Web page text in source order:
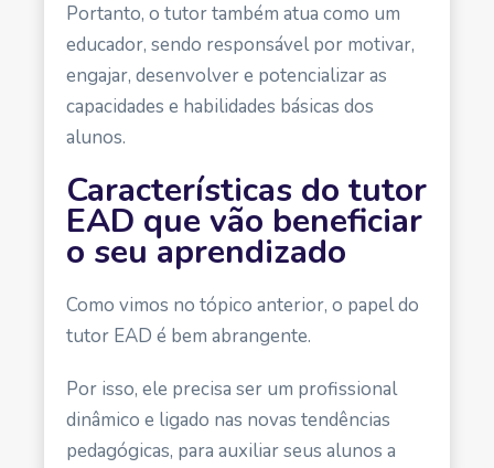
Portanto, o tutor também atua como um
educador, sendo responsável por motivar,
engajar, desenvolver e potencializar as
capacidades e habilidades básicas dos
alunos.
Características do tutor
EAD que vão beneficiar
o seu aprendizado
Como vimos no tópico anterior, o papel do
tutor EAD é bem abrangente.
Por isso, ele precisa ser um profissional
dinâmico e ligado nas novas tendências
pedagógicas, para auxiliar seus alunos a